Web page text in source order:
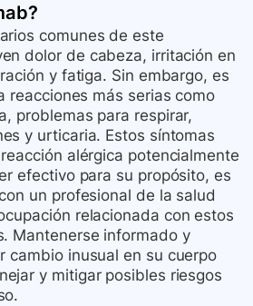
?
comunes de este
dolor de cabeza, irritación en
y fatiga. Sin embargo, es
reacciones más serias como
problemas para respirar,
y urticaria. Estos síntomas
alérgica potencialmente
efectivo para su propósito, es
un profesional de la salud
relacionada con estos
Mantenerse informado y
cambio inusual en su cuerpo
y mitigar posibles riesgos